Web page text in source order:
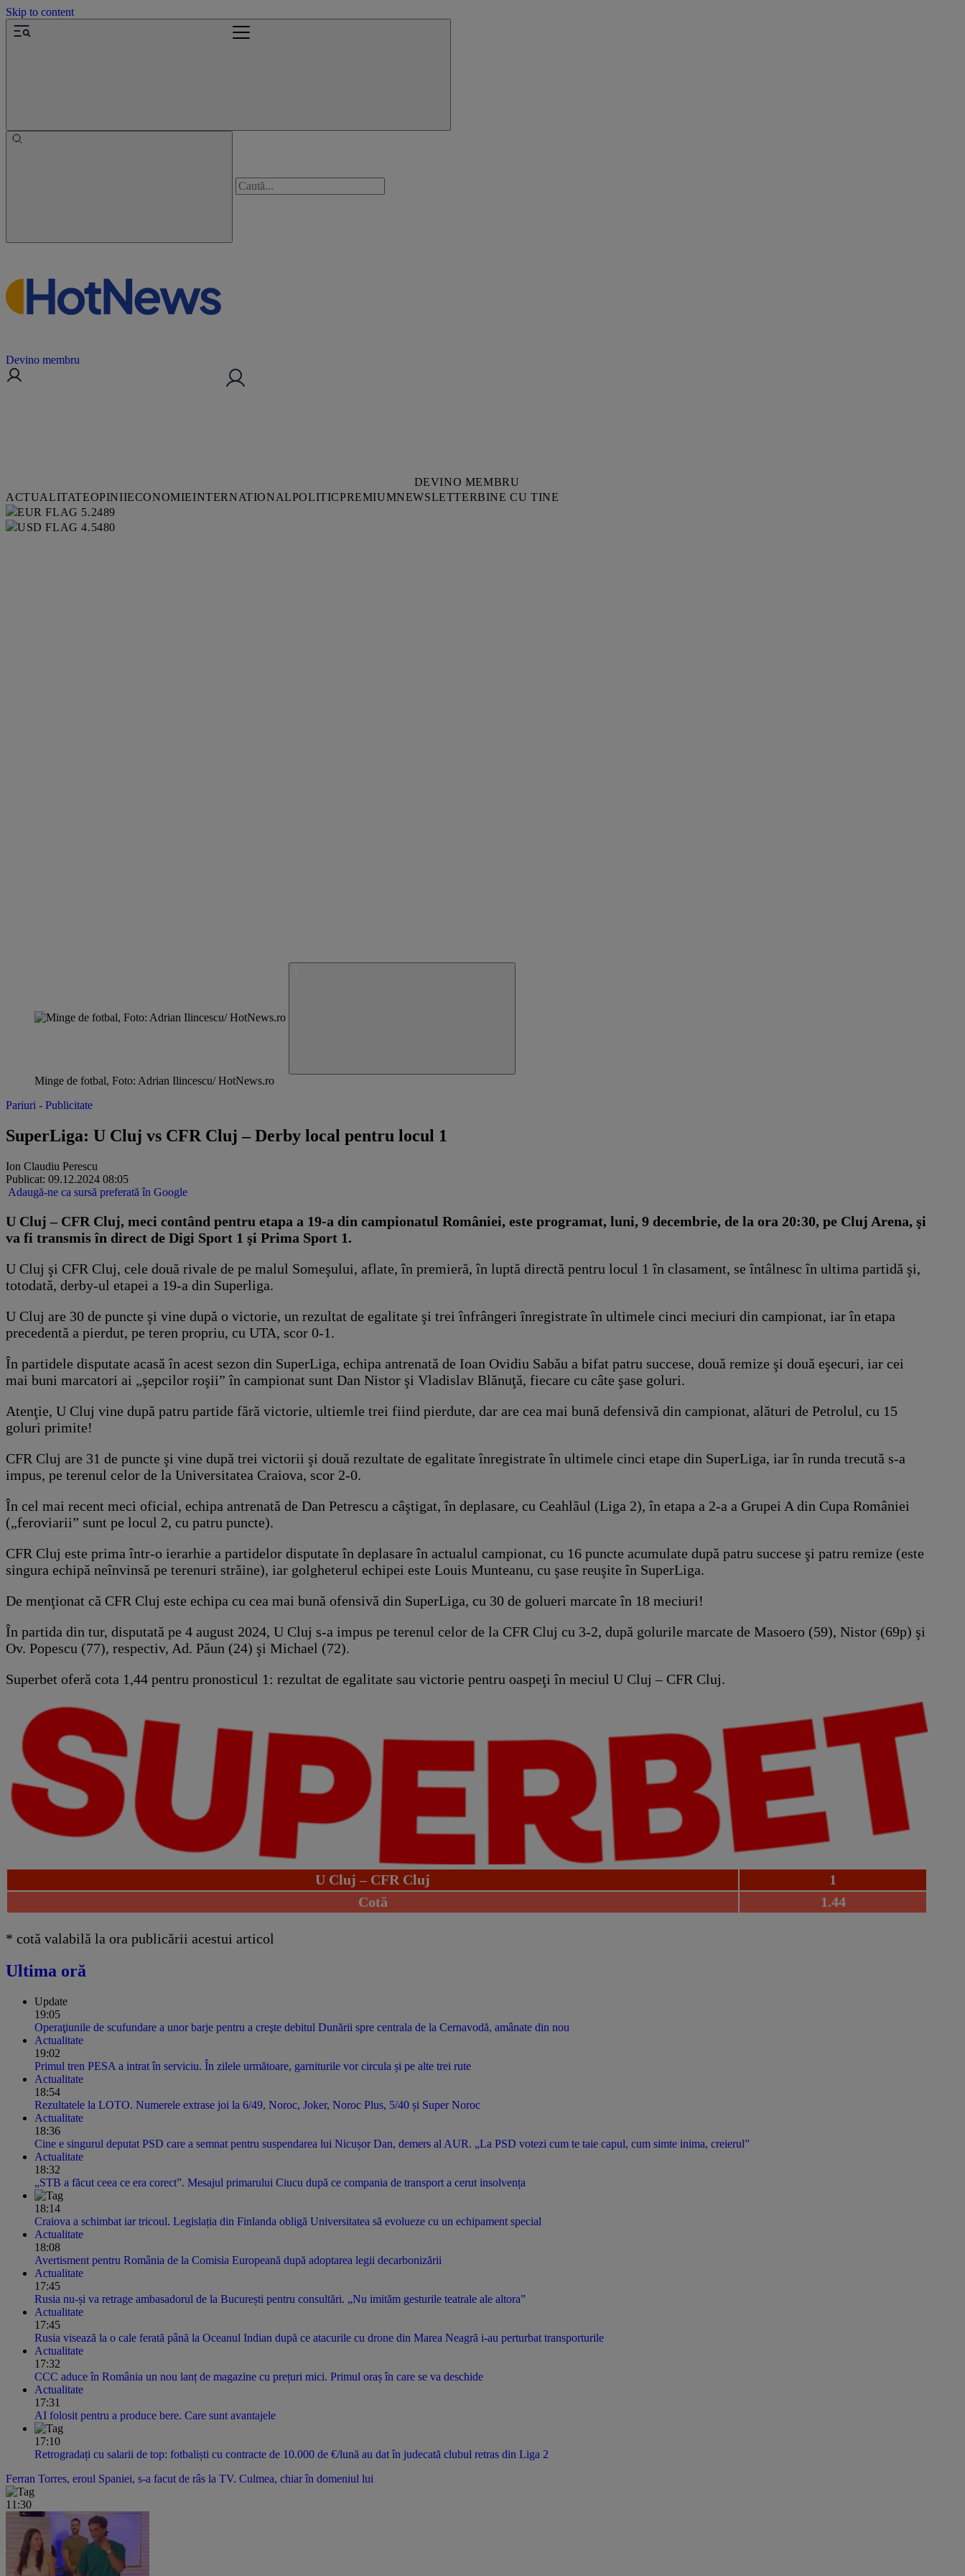
Skip to content
Devino membru
DEVINO MEMBRU
ACTUALITATEOPINIIECONOMIEINTERNATIONALPOLITICPREMIUMNEWSLETTERBINE CU TINE
5.2489
4.5480
Minge de fotbal, Foto: Adrian Ilincescu/ HotNews.ro
Pariuri - Publicitate
SuperLiga: U Cluj vs CFR Cluj – Derby local pentru locul 1
Ion Claudiu Perescu
Publicat: 09.12.2024 08:05
Adaugă-ne ca sursă preferată în Google
U Cluj – CFR Cluj, meci contând pentru etapa a 19-a din campionatul României, este programat, luni, 9 decembrie, de la ora 20:30, pe Cluj Arena, şi
va fi transmis în direct de Digi Sport 1 şi Prima Sport 1.
U Cluj şi CFR Cluj, cele două rivale de pe malul Someşului, aflate, în premieră, în luptă directă pentru locul 1 în clasament, se întâlnesc în ultima partidă şi,
totodată, derby-ul etapei a 19-a din Superliga.
U Cluj are 30 de puncte şi vine după o victorie, un rezultat de egalitate şi trei înfrângeri înregistrate în ultimele cinci meciuri din campionat, iar în etapa
precedentă a pierdut, pe teren propriu, cu UTA, scor 0-1.
În partidele disputate acasă în acest sezon din SuperLiga, echipa antrenată de Ioan Ovidiu Sabău a bifat patru succese, două remize şi două eşecuri, iar cei
mai buni marcatori ai „şepcilor roşii” în campionat sunt Dan Nistor şi Vladislav Blănuţă, fiecare cu câte şase goluri.
Atenţie, U Cluj vine după patru partide fără victorie, ultiemle trei fiind pierdute, dar are cea mai bună defensivă din campionat, alături de Petrolul, cu 15
goluri primite!
CFR Cluj are 31 de puncte şi vine după trei victorii şi două rezultate de egalitate înregistrate în ultimele cinci etape din SuperLiga, iar în runda trecută s-a
impus, pe terenul celor de la Universitatea Craiova, scor 2-0.
În cel mai recent meci oficial, echipa antrenată de Dan Petrescu a câştigat, în deplasare, cu Ceahlăul (Liga 2), în etapa a 2-a a Grupei A din Cupa României
(„feroviarii” sunt pe locul 2, cu patru puncte).
CFR Cluj este prima într-o ierarhie a partidelor disputate în deplasare în actualul campionat, cu 16 puncte acumulate după patru succese şi patru remize (este
singura echipă neînvinsă pe terenuri străine), iar golgheterul echipei este Louis Munteanu, cu şase reuşite în SuperLiga.
De menţionat că CFR Cluj este echipa cu cea mai bună ofensivă din SuperLiga, cu 30 de golueri marcate în 18 meciuri!
În partida din tur, disputată pe 4 august 2024, U Cluj s-a impus pe terenul celor de la CFR Cluj cu 3-2, după golurile marcate de Masoero (59), Nistor (69p) şi
Ov. Popescu (77), respectiv, Ad. Păun (24) şi Michael (72).
Superbet oferă cota 1,44 pentru pronosticul 1: rezultat de egalitate sau victorie pentru oaspeţi în meciul U Cluj – CFR Cluj.
U Cluj – CFR Cluj
1
Cotă
1.44
* cotă valabilă la ora publicării acestui articol
Ultima oră
Update
19:05
Operaţiunile de scufundare a unor barje pentru a creşte debitul Dunării spre centrala de la Cernavodă, amânate din nou
Actualitate
19:02
Primul tren PESA a intrat în serviciu. În zilele următoare, garniturile vor circula și pe alte trei rute
Actualitate
18:54
Rezultatele la LOTO. Numerele extrase joi la 6/49, Noroc, Joker, Noroc Plus, 5/40 și Super Noroc
Actualitate
18:36
Cine e singurul deputat PSD care a semnat pentru suspendarea lui Nicușor Dan, demers al AUR. „La PSD votezi cum te taie capul, cum simte inima, creierul”
Actualitate
18:32
„STB a făcut ceea ce era corect”. Mesajul primarului Ciucu după ce compania de transport a cerut insolvența
18:14
Craiova a schimbat iar tricoul. Legislația din Finlanda obligă Universitatea să evolueze cu un echipament special
Actualitate
18:08
Avertisment pentru România de la Comisia Europeană după adoptarea legii decarbonizării
Actualitate
17:45
Rusia nu-și va retrage ambasadorul de la București pentru consultări. „Nu imităm gesturile teatrale ale altora”
Actualitate
17:45
Rusia visează la o cale ferată până la Oceanul Indian după ce atacurile cu drone din Marea Neagră i-au perturbat transporturile
Actualitate
17:32
CCC aduce în România un nou lanț de magazine cu prețuri mici. Primul oraș în care se va deschide
Actualitate
17:31
AI folosit pentru a produce bere. Care sunt avantajele
17:10
Retrogradați cu salarii de top: fotbaliști cu contracte de 10.000 de €/lună au dat în judecată clubul retras din Liga 2
Ferran Torres, eroul Spaniei, s-a facut de râs la TV. Culmea, chiar în domeniul lui
11:30